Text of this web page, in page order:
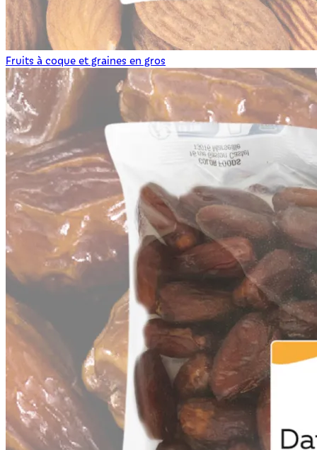
Fruits à coque et graines en gros